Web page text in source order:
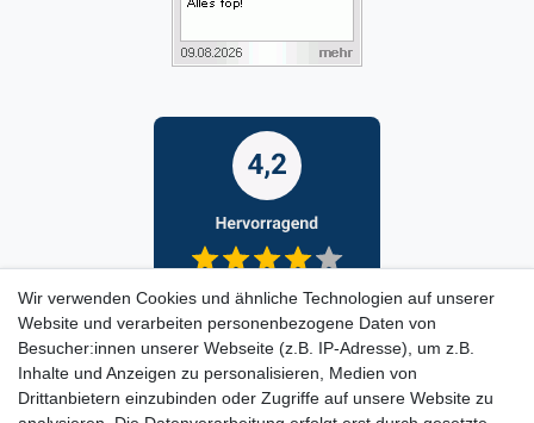
Wir verwenden Cookies und ähnliche Technologien auf unserer
Website und verarbeiten personenbezogene Daten von
Besucher:innen unserer Webseite (z.B. IP-Adresse), um z.B.
Inhalte und Anzeigen zu personalisieren, Medien von
Drittanbietern einzubinden oder Zugriffe auf unsere Website zu